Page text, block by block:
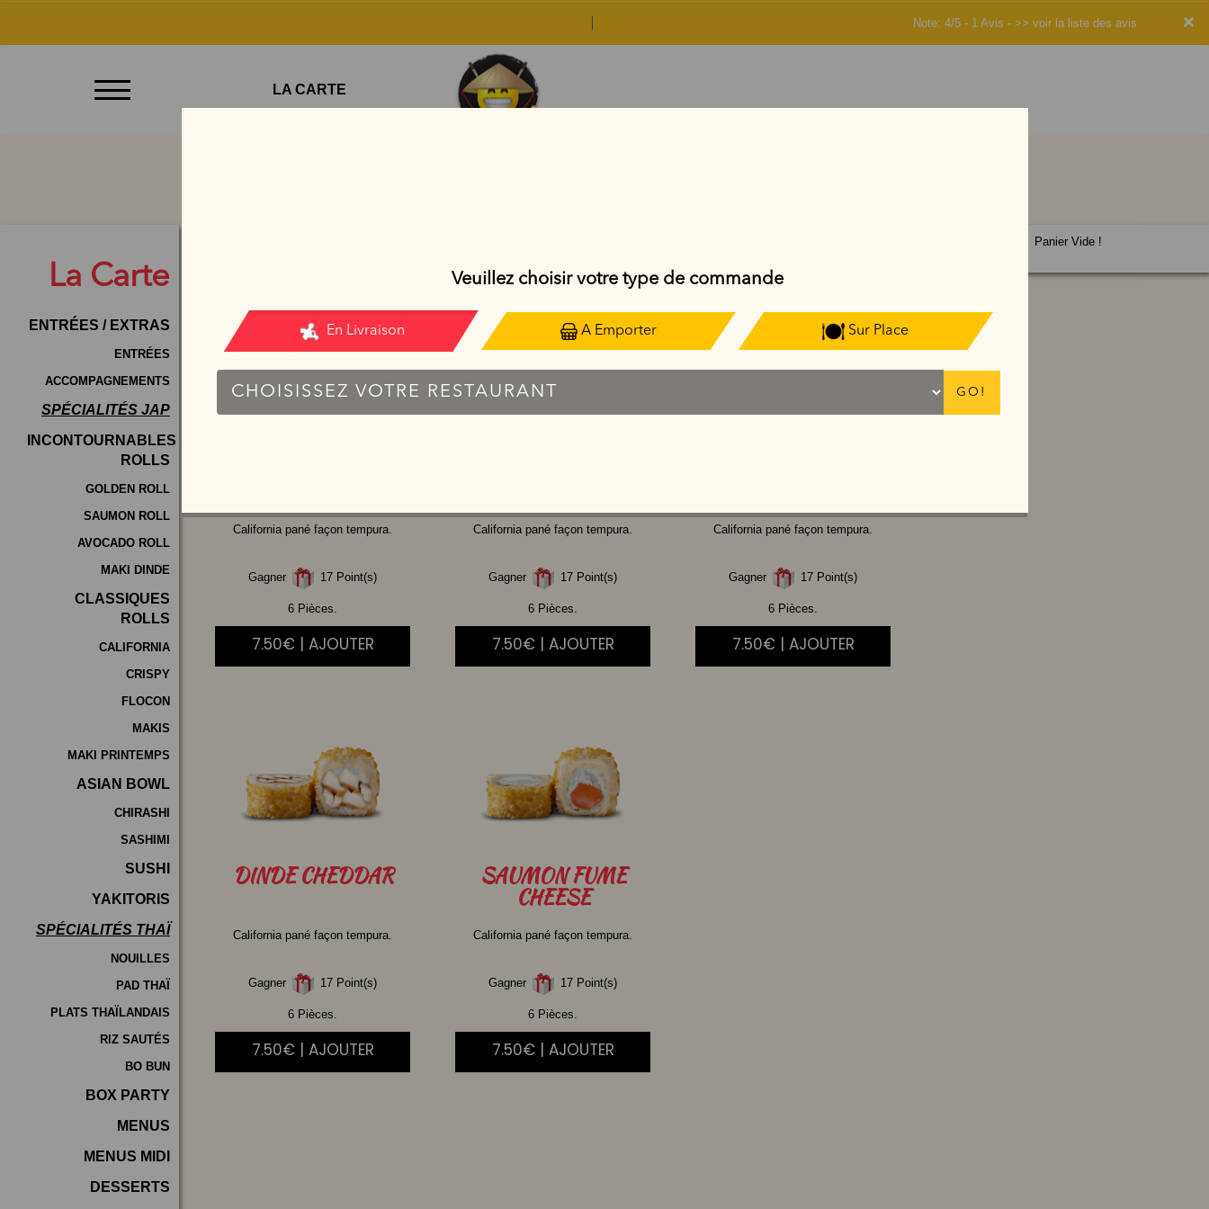
×
Note: 4/5 - 1 Avis - >> voir la liste des avis
Emporter
Contact
Mentions
Légales
Programme
De
Fidélité
Vos
Avis
de
LA CARTE
La Carte
ENTRÉES / EXTRAS
ENTRÉES
ACCOMPAGNEMENTS
SPÉCIALITÉS JAP
INCONTOURNABLES
ROLLS
GOLDEN ROLL
SAUMON ROLL
AVOCADO ROLL
MAKI DINDE
CLASSIQUES
ROLLS
CALIFORNIA
CRISPY
FLOCON
MAKIS
MAKI PRINTEMPS
ASIAN BOWL
CHIRASHI
SASHIMI
SUSHI
YAKITORIS
SPÉCIALITÉS THAÏ
NOUILLES
PAD THAÏ
PLATS THAÏLANDAIS
RIZ SAUTÉS
BO BUN
BOX PARTY
MENUS
MENUS MIDI
DESSERTS
California pané façon tempura.
Gagner 17 Point(s)
6 Pièces.
7.50€ | AJOUTER
California pané façon tempura.
Gagner 17 Point(s)
6 Pièces.
7.50€ | AJOUTER
California pané façon tempura.
Gagner 17 Point(s)
6 Pièces.
7.50€ | AJOUTER
DINDECHEDDAR
California pané façon tempura.
Gagner 17 Point(s)
6 Pièces.
7.50€ | AJOUTER
SAUMONFUME
CHEESE
California pané façon tempura.
Gagner 17 Point(s)
6 Pièces.
7.50€ | AJOUTER
Panier Vide !